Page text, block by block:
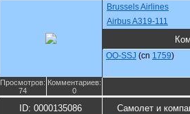
Brussels Airlines
Airbus A319-111
OO-SSJ (cn 1759)
Просмотров:
74
Комментариев:
0
ID: 0000135086 Самолет и